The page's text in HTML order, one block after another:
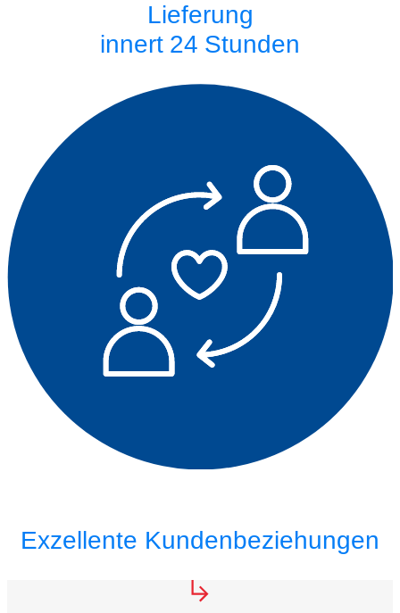
Lieferung
innert 24 Stunden
Exzellente Kundenbeziehungen